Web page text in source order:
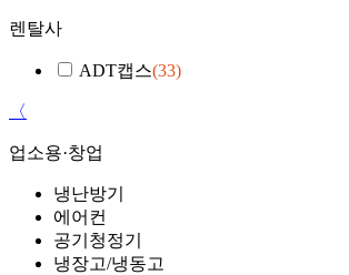
렌탈사
ADT캡스(33)
〈
업소용·창업
냉난방기
에어컨
공기청정기
냉장고/냉동고